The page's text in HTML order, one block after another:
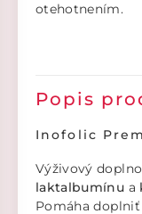
otehotnením.
Popis
Inofolic
Výživový
laktalbumínu a
Pomáha